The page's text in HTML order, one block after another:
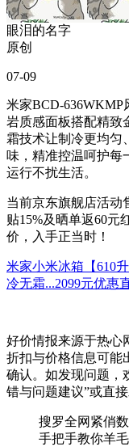
眼泪的名字
原创
07-09
米家BCD-636WKMP
岩质感面板搭配精致
霜技术让制冷更均匀
味，精准控温呵护每
运行不扰生活。
当前京东旗舰店活动
贴15%及晒单返60元
价，入手正当时！
米家小米冰箱【610
冷无霜...2099元优惠
好价情报来源于热心
折扣与价格信息可能
确认。如发现问题，
错与问题建议”或直
搜罗全网紧俏
手把手教你羊